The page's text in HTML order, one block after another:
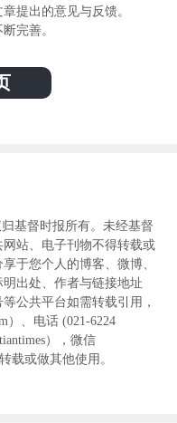
提出的意见与反馈。
完善。
基督时报所有。未经基督
站、电子刊物不得转载或
于您个人的博客、微博、
出处、作者与链接地址
公共平台如需转载引用，
）、电话 (021-6224
），微信
载或做其他使用。